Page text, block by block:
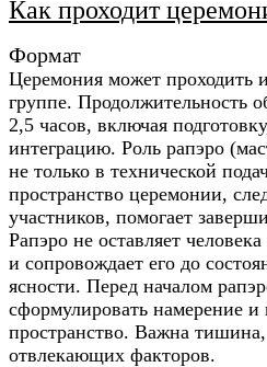
Как проходит
Формат
Церемония может проходить
группе. Продолжительность
2,5 часов, включая
интеграцию. Роль рапэро
не только в технической
пространство церемонии,
участников, помогает
Рапэро не оставляет
и сопровождает его до
ясности. Перед началом
сформулировать намерение и
пространство. Важна тишина,
отвлекающих факторов.